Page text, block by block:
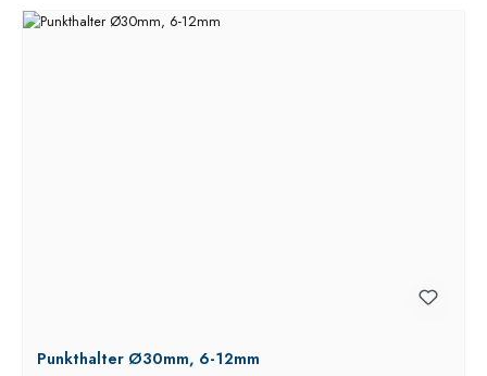
Punkthalter Ø30mm, 6-12mm